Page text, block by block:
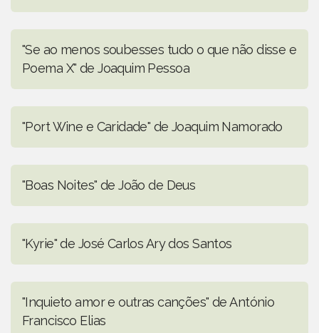
"Se ao menos soubesses tudo o que não disse e
Poema X" de Joaquim Pessoa
"Port Wine e Caridade" de Joaquim Namorado
"Boas Noites" de João de Deus
"Kyrie" de José Carlos Ary dos Santos
"Inquieto amor e outras canções" de António
Francisco Elias